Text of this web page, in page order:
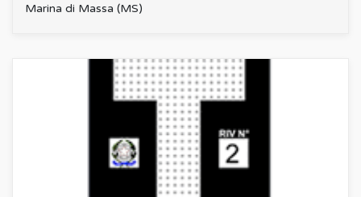
Marina di Massa (MS)